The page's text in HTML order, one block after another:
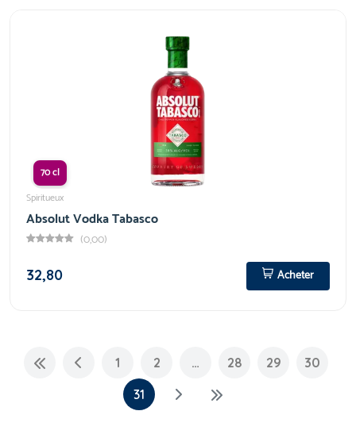
70 cl
Spiritueux
Absolut Vodka Tabasco
(0,00)
32,80
Acheter
1 2 … 28 29
30
31